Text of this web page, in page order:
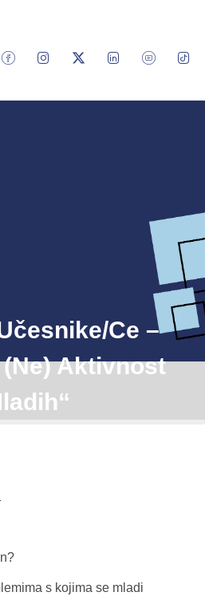
ce –
Aktivnost
s kojima se mladi